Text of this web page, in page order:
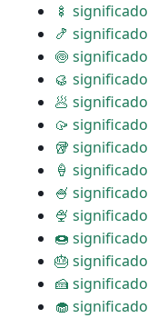
🍢 significado
🍤 significado
🍥 significado
🥮 significado
🥟 significado
🥠 significado
🥡 significado
🍦 significado
🍧 significado
🍨 significado
🍩 significado
🎂 significado
🍰 significado
🧁 significado